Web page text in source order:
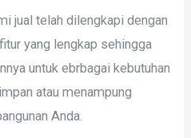
jual telah dilengkapi dengan
yang lengkap sehingga
untuk ebrbagai kebutuhan
atau menampung
Anda.